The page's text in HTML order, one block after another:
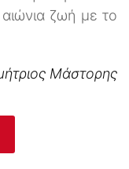
ζωή με το
Μάστορης